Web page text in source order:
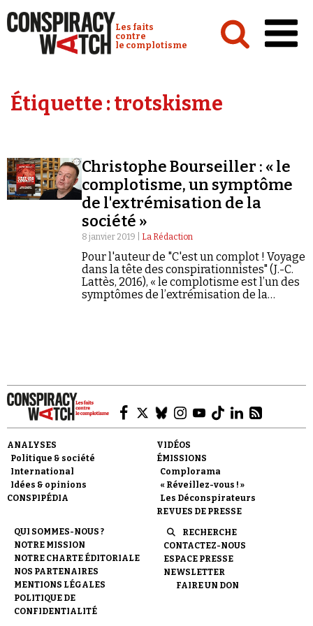
Conspiracy Watch :
Les faits
contre
le complotisme
Analyses
Vidéos
Émissions
Revues de presse
Newsletter
Faire un don
Étiquette :trotskisme
Christophe Bourseiller : « le
complotisme, un symptôme
de l'extrémisation de la
société »
8 janvier 2019 | La Rédaction
Pour l'auteur de "C'est un complot ! Voyage
dans la tête des conspirationnistes" (J.-C.
Lattès, 2016), « le complotisme est l’un des
symptômes de l’extrémisation de la
ANALYSES
Politique & société
International
Idées & opinions
CONSPIPÉDIA
VIDÉOS
ÉMISSIONS
Complorama
« Réveillez-vous ! »
Les Déconspirateurs
REVUES DE PRESSE
QUI SOMMES-NOUS ?
NOTRE MISSION
NOTRE CHARTE ÉDITORIALE
NOS PARTENAIRES
MENTIONS LÉGALES
POLITIQUE DE
CONFIDENTIALITÉ
RECHERCHE
CONTACTEZ-NOUS
ESPACE PRESSE
NEWSLETTER
FAIRE UN DON